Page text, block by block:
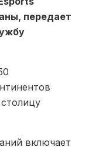
передает
включает